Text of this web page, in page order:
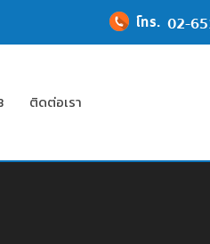
ติดต่อเรา